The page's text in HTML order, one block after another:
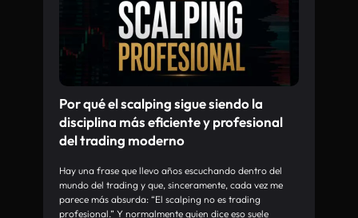
Por qué el scalping sigue siendo la
disciplina más eficiente y profesional
del trading moderno
Hay una frase que llevo años escuchando dentro del
mundo del trading y que, sinceramente, cada vez me
parece más absurda: “El scalping no es trading
profesional.” Y normalmente quien dice eso suele